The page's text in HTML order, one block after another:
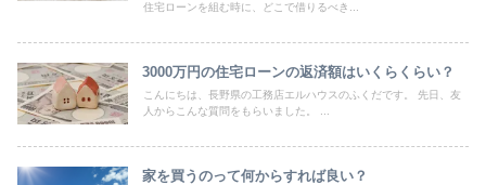
住宅ローンを組む時に、どこで借りるべき...
3000万円の住宅ローンの返済額はいくらくらい？
こんにちは、長野県の工務店エルハウスのふくだです。 先日、友
人からこんな質問をもらいました。 ...
家を買うのって何からすれば良い？